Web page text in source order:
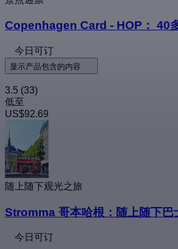
Copenhagen Card - HOP： 40
今日可订
显示产品包含的内容
3.5 (33)
低至
US$92.69
随上随下观光之旅
Stromma 哥本哈根：随上随下巴
今日可订